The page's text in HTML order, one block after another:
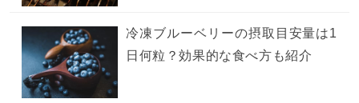
冷凍ブルーベリーの摂取目安量は1
日何粒？効果的な食べ方も紹介